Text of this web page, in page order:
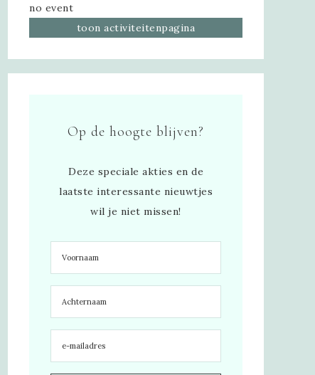
no event
toon activiteitenpagina
Op de hoogte blijven?
Deze speciale akties en de
laatste interessante nieuwtjes
wil je niet missen!